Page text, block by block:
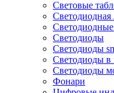
Световые
Светодиодная
Светодиоды
Светодиоды
Светодиоды в
Светодиоды
Фонари